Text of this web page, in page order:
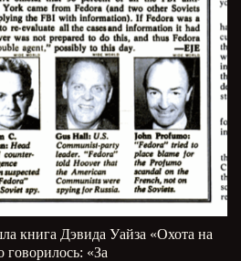
книга Дэвида Уайза «Охота на
говорилось: «За